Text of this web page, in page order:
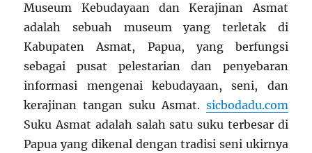
Museum Kebudayaan dan Kerajinan Asmat
adalah sebuah museum yang terletak di
Kabupaten Asmat, Papua, yang berfungsi
sebagai pusat pelestarian dan penyebaran
informasi mengenai kebudayaan, seni, dan
kerajinan tangan suku Asmat. sicbodadu.com
Suku Asmat adalah salah satu suku terbesar di
Papua yang dikenal dengan tradisi seni ukirnya